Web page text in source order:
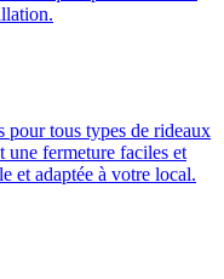
pour tous types de rideaux
une fermeture faciles et
et adaptée à votre local.